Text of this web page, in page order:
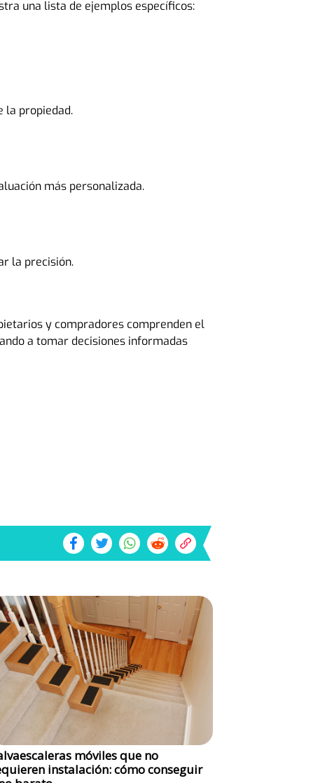
una lista de ejemplos específicos:
la propiedad.
más personalizada.
la precisión.
y compradores comprenden el
a tomar decisiones informadas
móviles que no
instalación: cómo conseguir